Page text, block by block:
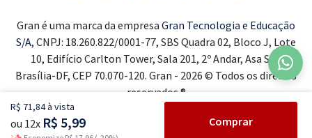
R$ 71,84 à vista
ou 12x R$ 5,99 Comprar
Gran é uma marca da empresa Gran Tecnologia e Educação
S/A, CNPJ: 18.260.822/0001-77, SBS Quadra 02, Bloco J, Lote
10, Edifício Carlton Tower, Sala 201, 2º Andar, Asa Sul,
Brasília-DF, CEP 70.070-120. Gran - 2026 © Todos os direitos
reservados ®